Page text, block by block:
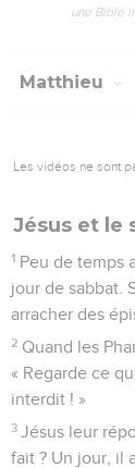
une Bible
Matthieu
Les vidéos ne sont
Jésus et le
1 Peu de temps
jour de sabbat.
arracher des
2 Quand les
« Regarde ce
interdit ! »
3 Jésus leur
fait ? Un jour, il